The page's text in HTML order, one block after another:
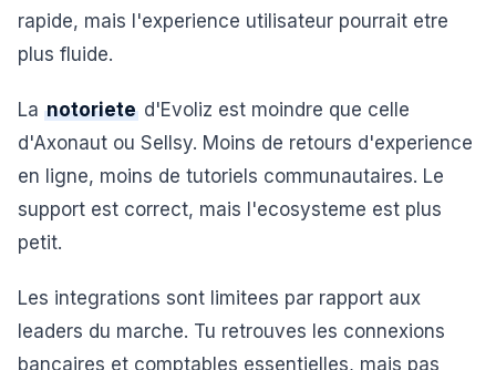
rapide, mais l'experience utilisateur pourrait etre
plus fluide.
La notoriete d'Evoliz est moindre que celle
d'Axonaut ou Sellsy. Moins de retours d'experience
en ligne, moins de tutoriels communautaires. Le
support est correct, mais l'ecosysteme est plus
petit.
Les integrations sont limitees par rapport aux
leaders du marche. Tu retrouves les connexions
bancaires et comptables essentielles, mais pas